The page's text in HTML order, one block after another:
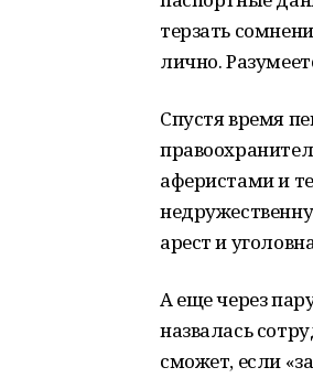
терзать
лично.
Спустя время
аферистами и
арест и
А еще через
назвалась
сможет, если